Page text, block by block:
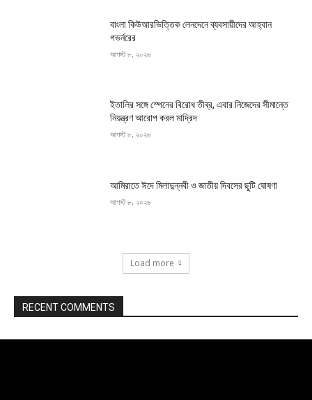
বাংলা কিউআরভিত্তিক লেনদেনে ব্যবসায়ীদের আহ্বান
গভর্নরের
আগস্ট ৮, ২০২৬
ইতালির সঙ্গে স্পেনের বিরোধ তীব্র, এবার নিজেদের সীমান্তে
নিয়ন্ত্রণ আরোপ করল মাদ্রিদ
আগস্ট ৮, ২০২৬
আমিরাতে ঈদে মিলাদুন্নবী ও জাতীয় দিবসের ছুটি ঘোষণা
আগস্ট ৮, ২০২৬
Load more
RECENT COMMENTS